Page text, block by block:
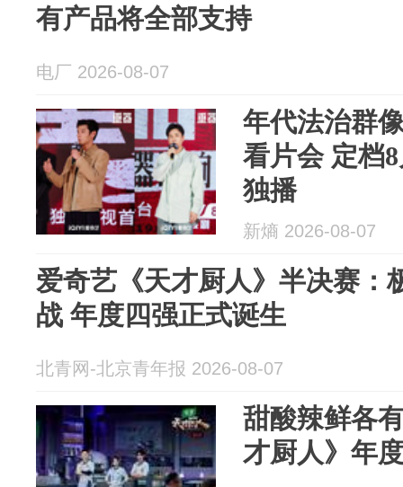
有产品将全部支持
电厂 2026-08-07
年代法治群
看片会 定档
独播
新熵 2026-08-07
爱奇艺《天才厨人》半决赛：
战 年度四强正式诞生
北青网-北京青年报 2026-08-07
甜酸辣鲜各
才厨⼈》年